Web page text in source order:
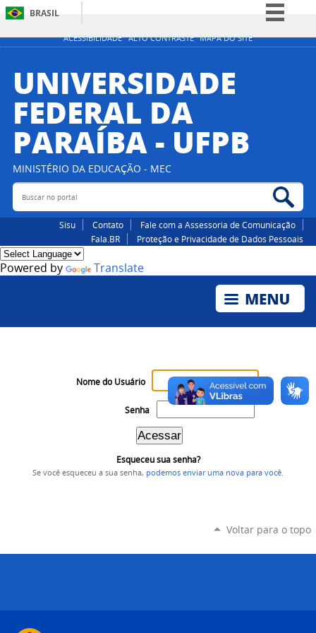
ACESSIBILIDADE ALTO CONTRASTE MAPA DO SITE
BRASIL
Simplifique!
Participe
Acesso à informação
Canais
UNIVERSIDADE
FEDERAL DA
PARAÍBA - UFPB
MINISTÉRIO DA EDUCAÇÃO - MEC
Buscar no portal
Sisu Contato
Fale com a Assessoria de Comunicação
Fala.BR
Proteção e Privacidade de Dados Pessoais
Powered by Translate
Nome do Usuário
Senha
Esqueceu sua senha?
Se você esqueceu a sua senha, podemos enviar uma nova para você
Voltar para o topo